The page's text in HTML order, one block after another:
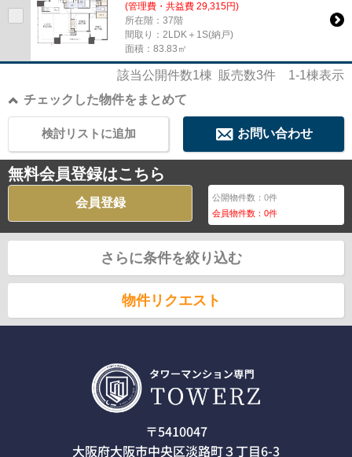
(管理費・共益費 29,315円)
所在階：37階
間取り：2LDK＋1S(納戸)
面積：83.83㎡
該当公開件数1棟 販売数3件 1-1棟表示
チェックした物件をまとめて
お問い合わせ
検討リストに追加
無料会員登録はこちら
会員登録 公開物件数：0件
会員物件数：0件
さらに条件を絞り込む
物件リクエスト
〒5410047
大阪府大阪市中央区淡路町３丁目6-3